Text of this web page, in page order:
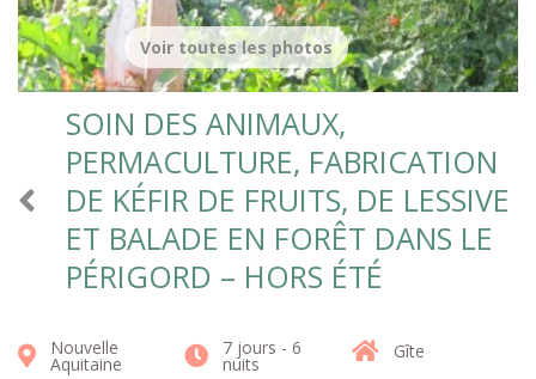
SOIN DES ANIMAUX,
PERMACULTURE, FABRICATION
DE KÉFIR DE FRUITS, DE LESSIVE
ET BALADE EN FORÊT DANS LE
PÉRIGORD – HORS ÉTÉ
Voir toutes les photos
Nouvelle
Aquitaine
7 jours - 6
nuits
Gîte